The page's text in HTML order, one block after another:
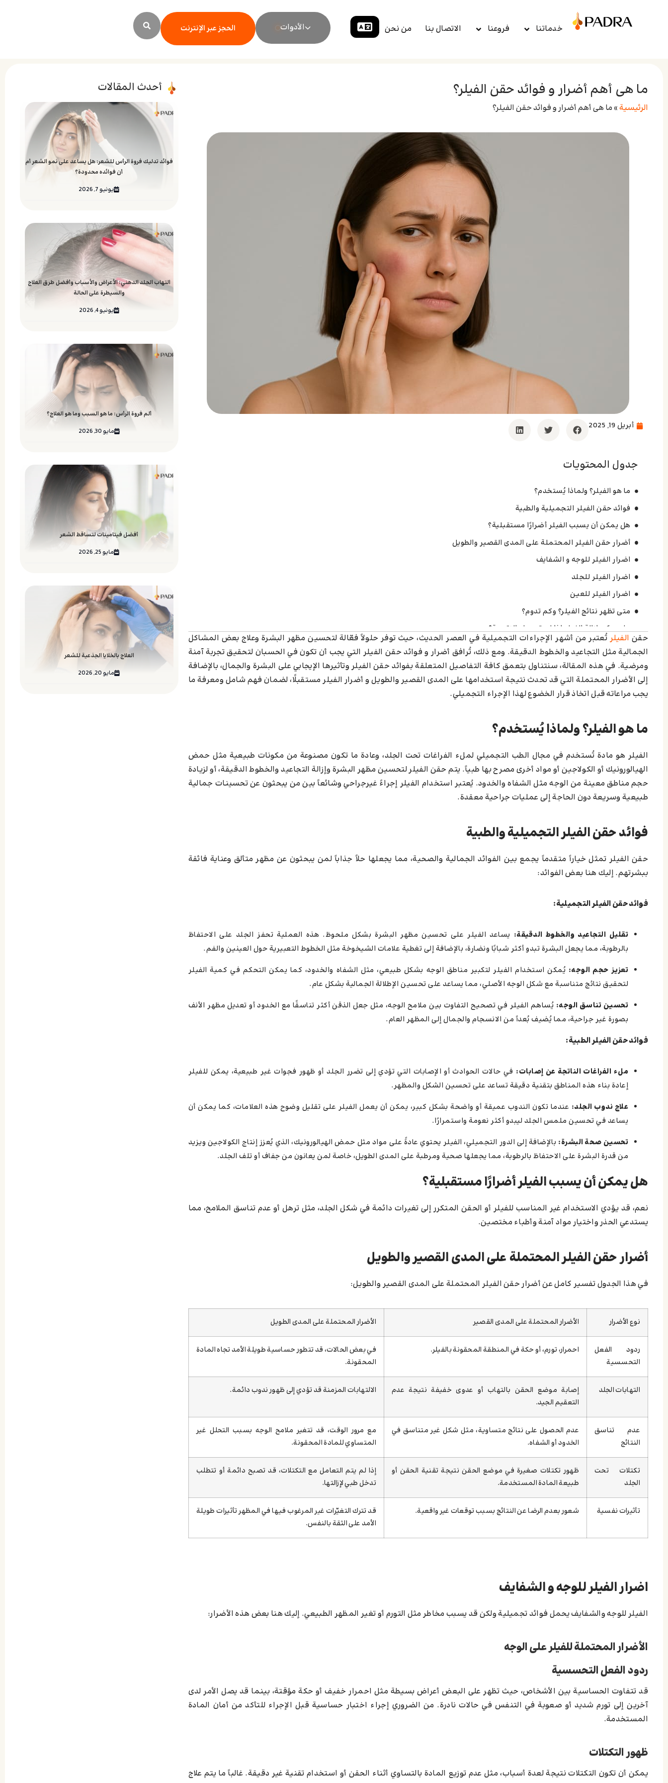
خدماتنا فروعنا الاتصال بنا من نحن الأدوات الحجز عبر الإنترنت
أحدث المقالات
فوائد تدليك فروة الرأس للشعر: هل يساعد على نمو الشعر أم
أن فوائده محدودة؟
يونيو 7, 2026
التهاب الجلد الدهني: الأعراض والأسباب وأفضل طرق العلاج
والسيطرة على الحالة
يونيو 4, 2026
ألم فروة الرأس: ما هو السبب وما هو العلاج؟
مايو 30, 2026
أفضل فيتامينات لتساقط الشعر
مايو 25, 2026
العلاج بالخلايا الجذعية للشعر
مايو 20, 2026
ما هی أهم أضرار و فوائد حقن الفيلر؟
الرئيسية» ما هی أهم أضرار و فوائد حقن الفيلر؟
أبريل 19, 2025
جدول المحتويات
ما هو الفيلر؟ ولماذا يُستخدم؟
فوائد حقن الفيلر التجميلية والطبية
هل يمكن أن يسبب الفيلر أضرارًا مستقبلية؟
أضرار حقن الفيلر المحتملة على المدى القصير والطويل
اضرار الفيلر للوجه و الشفايف
اضرار الفيلر للجلد
اضرار الفيلر للعين
متى تظهر نتائج الفيلر؟ وكم تدوم؟
هل يمكن إزالة الفيلر إذا لم تعجبك النتيجة؟
اترك تعليقاً إلغاء الرد
حقنالفيلر تُعتبر من أشهر الإجراءات التجميلية في العصر الحديث، حيث توفر حلولاً فعّالة لتحسين مظهر البشرة وعلاج بعض المشاكل
الجمالية مثل التجاعيد والخطوط الدقيقة. ومع ذلك، تُرافق أضرار و فوائد حقن الفيلر التي يجب أن تكون في الحسبان لتحقيق تجربة آمنة
ومرضية. في هذه المقالة، سنتناول بتعمق كافة التفاصيل المتعلقة بفوائد حقن الفيلر وتأثيرها الإيجابي على البشرة والجمال، بالإضافة
إلى الأضرار المحتملة التي قد تحدث نتيجة استخدامها على المدى القصير والطويل و أضرار الفيلر مستقبلًا، لضمان فهم شامل ومعرفة ما
يجب مراعاته قبل اتخاذ قرار الخضوع لهذا الإجراء التجميلي.
ما هو الفيلر؟ ولماذا يُستخدم؟
الفيلر هو مادة تُستخدم في مجال الطب التجميلي لملء الفراغات تحت الجلد، وعادة ما تكون مصنوعة من مكونات طبيعية مثل حمض
الهيالورونيك أو الكولاجين أو مواد أخرى مصرح بها طبياً. يتم حقن الفيلر لتحسين مظهر البشرة وإزالة التجاعيد والخطوط الدقيقة، أو لزيادة
حجم مناطق معينة من الوجه مثل الشفاه والخدود. يُعتبر استخدام الفيلر إجراءً غيرجراحي وشائعاً بين من يبحثون عن تحسينات جمالية
طبيعية وسريعة دون الحاجة إلى عمليات جراحية معقدة.
فوائد حقن الفيلر التجميلية والطبية
حقن الفيلر تمثل خياراً متقدماً يجمع بين الفوائد الجمالية والصحية، مما يجعلها حلاً جذاباً لمن يبحثون عن مظهر متألق وعناية فائقة
ببشرتهم. إليك هنا بعض الفوائد:
فوائد حقن الفيلر التجميلية:
تقليل التجاعيد والخطوط الدقيقة: يساعد الفيلر على تحسين مظهر البشرة بشكل ملحوظ. هذه العملية تحفز الجلد على الاحتفاظ
بالرطوبة، مما يجعل البشرة تبدو أكثر شبابًا ونضارة، بالإضافة إلى تغطية علامات الشيخوخة مثل الخطوط التعبيرية حول العينين والفم.
تعزيز حجم الوجه: يُمكن استخدام الفيلر لتكبير مناطق الوجه بشكل طبيعي، مثل الشفاه والخدود، كما يمكن التحكم في كمية الفيلر
لتحقيق نتائج متناسبة مع شكل الوجه الأصلي، مما يساعد على تحسين الإطلالة الجمالية بشكل عام.
تحسين تناسق الوجه: يُساهم الفيلر في تصحيح التفاوت بين ملامح الوجه، مثل جعل الذقن أكثر تناسقًا مع الخدود أو تعديل مظهر الأنف
بصورة غير جراحية، مما يُضيف بُعداً من الانسجام والجمال إلى المظهر العام.
فوائد حقن الفيلر الطبية:
ملء الفراغات الناتجة عن إصابات: في حالات الحوادث أو الإصابات التي تؤدي إلى تضرر الجلد أو ظهور فجوات غير طبيعية، يمكن للفيلر
إعادة بناء هذه المناطق بتقنية دقيقة تساعد على تحسين الشكل والمظهر.
علاج ندوب الجلد: عندما تكون الندوب عميقة أو واضحة بشكل كبير، يمكن أن يعمل الفيلر على تقليل وضوح هذه العلامات، كما يمكن أن
يساعد في تحسين ملمس الجلد ليبدو أكثر نعومة واستمرارًا.
تحسين صحة البشرة: بالإضافة إلى الدور التجميلي، الفيلر يحتوي عادةً على مواد مثل حمض الهيالورونيك، الذي يُعزز إنتاج الكولاجين ويزيد
من قدرة البشرة على الاحتفاظ بالرطوبة، مما يجعلها صحية ومرطبة على المدى الطويل، خاصة لمن يعانون من جفاف أو تلف الجلد.
هل يمكن أن يسبب الفيلر أضرارًا مستقبلية؟
نعم، قد يؤدي الاستخدام غير المناسب للفيلر أو الحقن المتكرر إلى تغيرات دائمة في شكل الجلد، مثل ترهل أو عدم تناسق الملامح، مما
يستدعي الحذر واختيار مواد آمنة وأطباء مختصين.
أضرار حقن الفيلر المحتملة على المدى القصير والطويل
في هذا الجدول تفسير كامل عن أضرار حقن الفيلر المحتملة على المدى القصير والطويل:
نوع الأضرار الأضرار المحتملة على المدى القصير الأضرار المحتملة على المدى الطويل
ردود الفعل
التحسسية
احمرار، تورم، أو حكة في المنطقة المحقونة بالفيلر.
في بعض الحالات، قد تتطور حساسية طويلة الأمد تجاه المادة
المحقونة.
التهابات الجلد
إصابة موضع الحقن بالتهاب أو عدوى خفيفة نتيجة عدم
التعقيم الجيد.
الالتهابات المزمنة قد تؤدي إلى ظهور ندوب دائمة.
عدم تناسق
النتائج
عدم الحصول على نتائج متساوية، مثل شكل غير متناسق في
الخدود أو الشفاه.
مع مرور الوقت، قد تتغير ملامح الوجه بسبب التحلل غير
المتساوي للمادة المحقونة.
تكتلات تحت
الجلد
ظهور تكتلات صغيرة في موضع الحقن نتيجة تقنية الحقن أو
طبيعة المادة المستخدمة.
إذا لم يتم التعامل مع التكتلات، قد تصبح دائمة أو تتطلب
تدخل طبي لإزالتها.
تأثيرات نفسية شعور بعدم الرضا عن النتائج بسبب توقعات غير واقعية.
قد تترك التغيّرات غير المرغوب فيها في المظهر تأثيرات طويلة
الأمد على الثقة بالنفس.
اضرار الفيلر للوجه و الشفايف
الفيلر للوجه والشفايف يحمل فوائد تجميلية ولكن قد يسبب مخاطر مثل التورم أو تغير المظهر الطبيعي. إليك هنا بعض هذه الأضرار:
الأضرار المحتملة للفيلر على الوجه
ردود الفعل التحسسية
قد تتفاوت الحساسية بين الأشخاص، حيث تظهر على البعض أعراض بسيطة مثل احمرار خفيف أو حكة مؤقتة، بينما قد يصل الأمر لدى
آخرين إلى تورم شديد أو صعوبة في التنفس في حالات نادرة. من الضروري إجراء اختبار حساسية قبل الإجراء للتأكد من أمان المادة
المستخدمة.
ظهور التكتلات
يمكن أن تكون التكتلات نتيجة لعدة أسباب، مثل عدم توزيع المادة بالتساوي أثناء الحقن أو استخدام تقنية غير دقيقة. غالباً ما يتم علاج